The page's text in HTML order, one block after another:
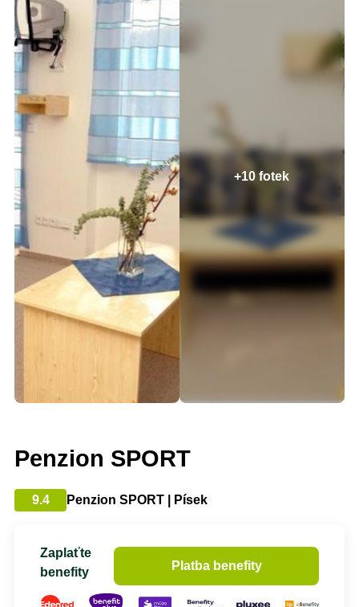
+10 fotek
Penzion SPORT
9.4 Penzion SPORT | Písek
Zaplaťte
benefity
Platba benefity